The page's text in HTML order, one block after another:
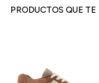
PRODUCTOS QUE